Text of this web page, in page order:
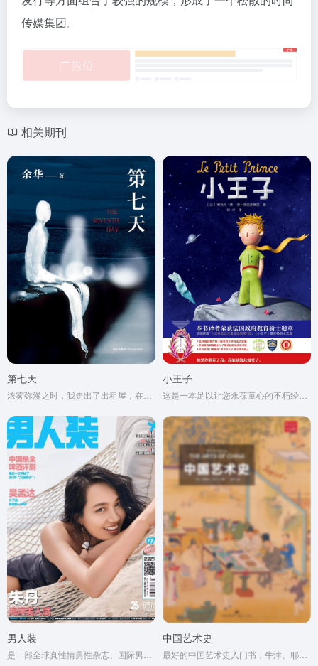
传媒集团。
相关期刊
第七天 小王子
男人装 中国艺术史